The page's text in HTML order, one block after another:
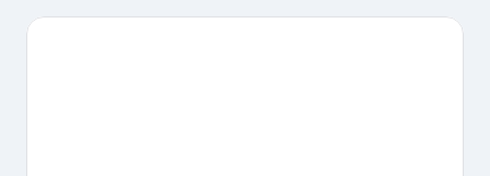
¿Quieres asistir a un evento o partido mientras estás aquí?